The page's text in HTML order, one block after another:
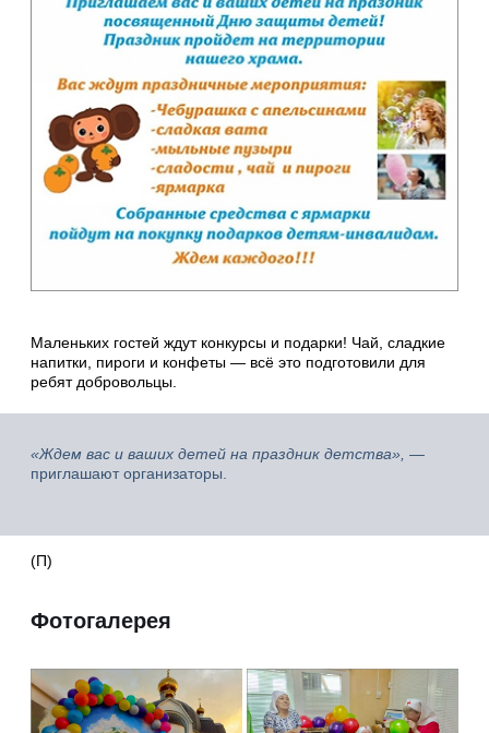
Маленьких гостей ждут конкурсы и подарки! Чай, сладкие
напитки, пироги и конфеты — всё это подготовили для
ребят добровольцы.
«Ждем вас и ваших детей на праздник детства», —
приглашают организаторы.
(П)
Фотогалерея